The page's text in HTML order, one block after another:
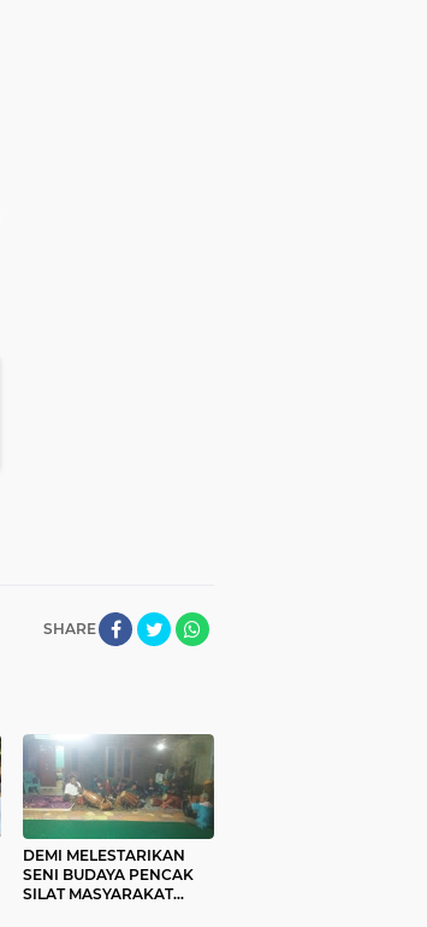
SHARE
DEMI MELESTARIKAN
SENI BUDAYA PENCAK
SILAT MASYARAKAT